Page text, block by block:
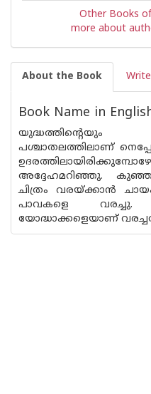
Other
more about
About the Book
Book Name in
യുദ്ധത്തിന്റെയും
പശ്ചാതലത്തിലാണ്
അദ്ദേഹമറിഞ്ഞു.
ചിത്രം വരയ്ക്കാന്‍
പാവകളെ വരച്ചു.
യോദ്ധാക്കളെയാണ്